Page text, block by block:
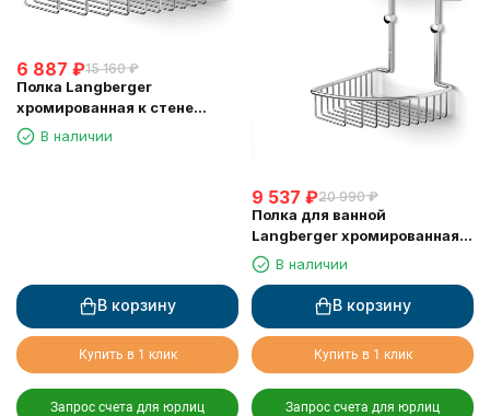
6 887 ₽15 160 ₽
Полка Langberger
хромированная к стене
одноэтажная 72560
В наличии
В корзину
Купить в 1 клик
Запрос счета для юрлиц
9 537 ₽20 990 ₽
Полка для ванной
Langberger хромированная к
стене 2-х этажная 10860I
В наличии
В корзину
Купить в 1 клик
Запрос счета для юрлиц